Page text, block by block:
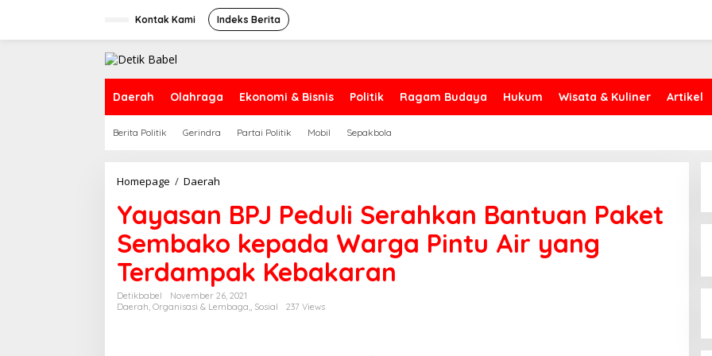
Kontak Kami Indeks Berita
Daerah Olahraga Ekonomi & Bisnis Politik Ragam Budaya Hukum Wisata & Kuliner Artikel
Berita Politik Gerindra Partai Politik Mobil Sepakbola
Homepage / Daerah
s
a
n
B
P
J
Yayasan BPJ Peduli Serahkan Bantuan Paket
Sembako kepada Warga Pintu Air yang
Terdampak Kebakaran
Detikbabel
November 26, 2021
Daerah, Organisasi & Lembaga,, Sosial 237 Views